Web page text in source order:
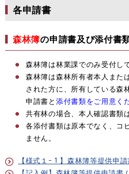
各申請書
森林簿の申請書及び添付書
森林簿は林業課でのみ受付し
森林簿は森林所有者本人また
された方に、所有している森
申請書と 添付書類をご用意く
共有林の場合、本人確認書類
各添付書類は原本でなく、コ
ません。
【様式１ｰ１】森林簿等提供申